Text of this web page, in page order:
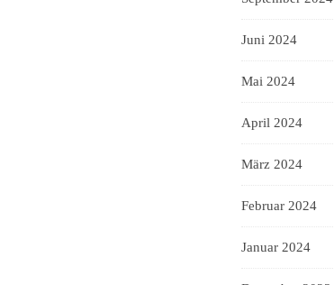
Juni 2024
Mai 2024
April 2024
März 2024
Februar 2024
Januar 2024